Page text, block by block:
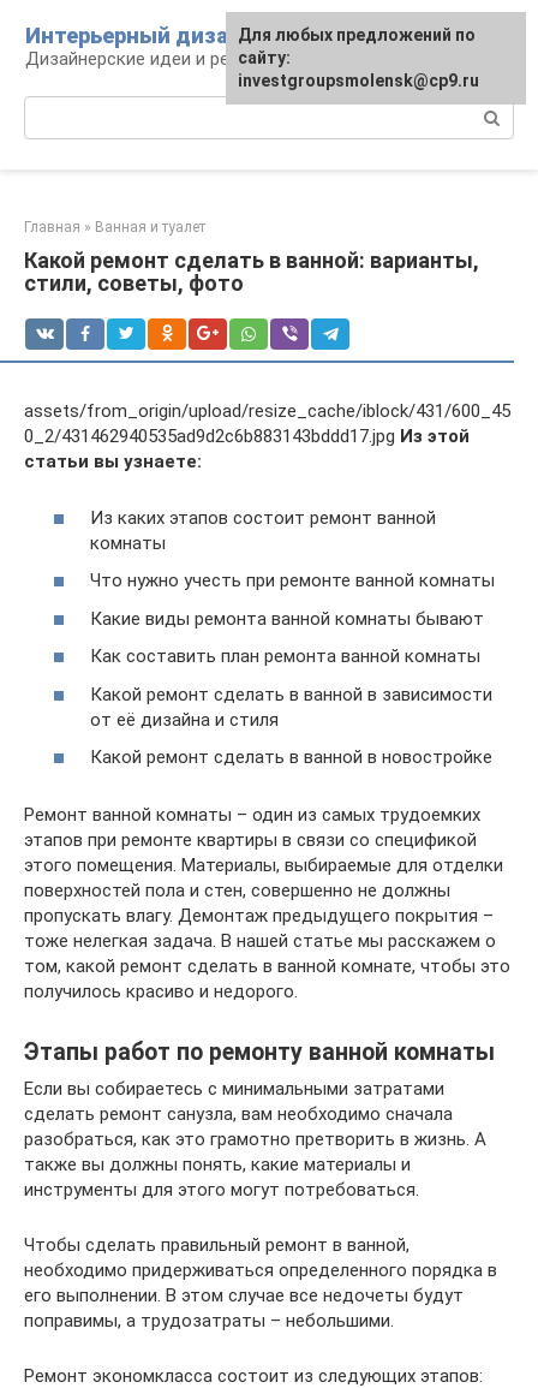
контенту
Интерьерный дизайн
Дизайнерские идеи и решения
Главная » Ванная и туалет
Какой ремонт сделать в ванной: варианты,
стили, советы, фото
assets/from_origin/upload/resize_cache/iblock/431/600_45
0_2/431462940535ad9d2c6b883143bddd17.jpg Из этой
статьи вы узнаете:
Из каких этапов состоит ремонт ванной
комнаты
Что нужно учесть при ремонте ванной комнаты
Какие виды ремонта ванной комнаты бывают
Как составить план ремонта ванной комнаты
Какой ремонт сделать в ванной в зависимости
от её дизайна и стиля
Какой ремонт сделать в ванной в новостройке
Ремонт ванной комнаты – один из самых трудоемких
этапов при ремонте квартиры в связи со спецификой
этого помещения. Материалы, выбираемые для отделки
поверхностей пола и стен, совершенно не должны
пропускать влагу. Демонтаж предыдущего покрытия –
тоже нелегкая задача. В нашей статье мы расскажем о
том, какой ремонт сделать в ванной комнате, чтобы это
получилось красиво и недорого.
Этапы работ по ремонту ванной комнаты
Если вы собираетесь с минимальными затратами
сделать ремонт санузла, вам необходимо сначала
разобраться, как это грамотно претворить в жизнь. А
также вы должны понять, какие материалы и
инструменты для этого могут потребоваться.
Чтобы сделать правильный ремонт в ванной,
необходимо придерживаться определенного порядка в
его выполнении. В этом случае все недочеты будут
поправимы, а трудозатраты – небольшими.
Ремонт экономкласса состоит из следующих этапов:
Для любых предложений по
сайту:
investgroupsmolensk@cp9.ru